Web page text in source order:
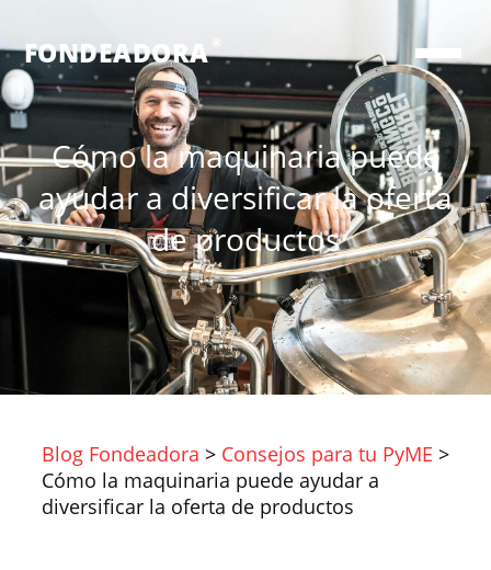
FONDEADORA
Cómo la maquinaria puede
ayudar a diversificar la oferta
de productos
Blog Fondeadora > Consejos para tu PyME >
Cómo la maquinaria puede ayudar a
diversificar la oferta de productos